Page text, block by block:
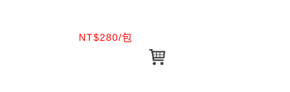
NT$280/包